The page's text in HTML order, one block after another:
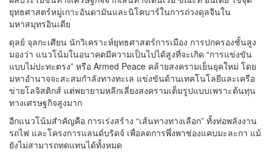
ยุทธศาสตร์หมู่เกาะอันดามันและนิโคบาร์ในการถ่วงดุลจีนใน
มหาสมุทรอินเดีย
ดุลย์ จุลกะเศียน นักวิเคราะห์ยุทธศาสตร์การเมือง การปกครองชั้นสูง
มองว่า แนวโน้มในอนาคตมีความเป็นไปได้สูงที่จะเกิด “การแข่งขัน
แบบไม่ปะทะตรง” หรือ Armed Peace คล้ายสงครามเย็นยุคใหม่ โดย
มหาอำนาจจะสะสมกำลังทางทะเล แข่งขันด้านเทคโนโลยีและเครือ
ข่ายโลจิสติกส์ แต่พยายามหลีกเลี่ยงสงครามเต็มรูปแบบเพราะต้นทุน
ทางเศรษฐกิจสูงมาก
อีกแนวโน้มสำคัญคือ การเร่งสร้าง “เส้นทางทางเลือก” ทั้งท่อพลังงาน
รถไฟ และโครงการแลนด์บริดจ์ เพื่อลดการพึ่งพาช่องแคบมะละกา แม้
ยังไม่สามารถทดแทนได้ทั้งหมด